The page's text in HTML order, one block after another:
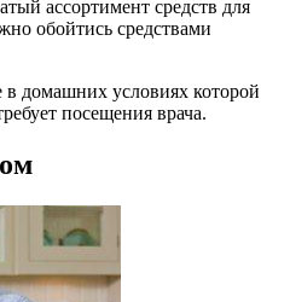
ассортимент средств для
обойтись средствами
домашних условиях которой
посещения врача.